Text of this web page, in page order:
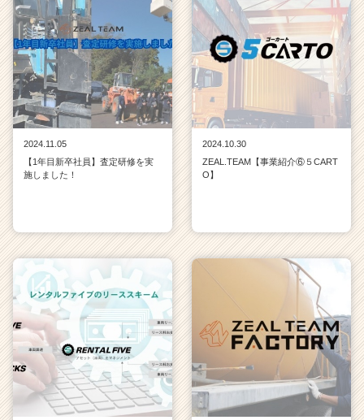
2024.11.05
【1年目新卒社員】査定研修を実
施しました！
2024.10.30
ZEAL.TEAM【事業紹介⑥５CART
O】